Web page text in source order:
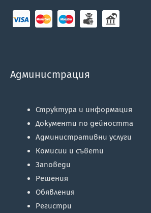
Администрация
Структура и информация
Документи по дейността
Административни услуги
Комисии и съвети
Заповеди
Решения
Обявления
Регистри